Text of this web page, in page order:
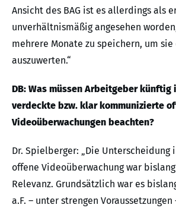
Ansicht des BAG ist es allerdings als
unverhältnismäßig angesehen
mehrere Monate zu speichern, um
auszuwerten.“
DB: Was müssen Arbeitgeber künftig
verdeckte bzw. klar kommunizierte
Videoüberwachungen beachten?
Dr. Spielberger: „Die Unterscheidung
offene Videoüberwachung war
Relevanz. Grundsätzlich war es
a.F. – unter strengen